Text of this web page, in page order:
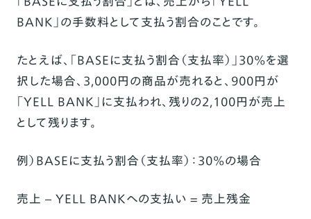
BANK」の手数料として支払う割合のことです。
たとえば、「BASEに支払う割合（支払率）」30%を選
択した場合、3,000円の商品が売れると、900円が
「YELL BANK」に支払われ、残りの2,100円が売上
として残ります。
例）BASEに支払う割合（支払率）：30%の場合
売上 – YELL BANKへの支払い = 売上残金